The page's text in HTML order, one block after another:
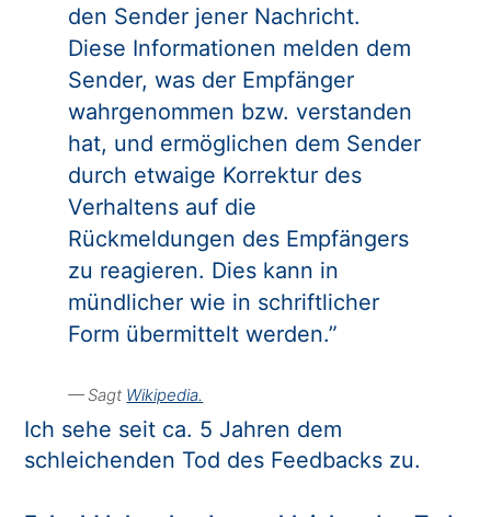
den Sender jener Nachricht.
Diese Informationen melden dem
Sender, was der Empfänger
wahrgenommen bzw. verstanden
hat, und ermöglichen dem Sender
durch etwaige Korrektur des
Verhaltens auf die
Rückmeldungen des Empfängers
zu reagieren. Dies kann in
mündlicher wie in schriftlicher
Form übermittelt werden.”
Sagt Wikipedia.
Ich sehe seit ca. 5 Jahren dem
schleichenden Tod des Feedbacks zu.